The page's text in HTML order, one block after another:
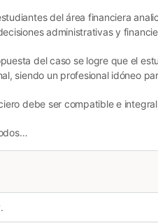
del área financiera
administrativas y
del caso se logre que el
siendo un profesional idóneo
debe ser compatible e